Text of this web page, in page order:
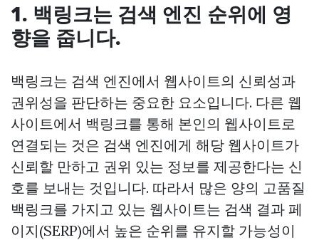
1. 백링크는 검색 엔진 순위에 영
향을 줍니다.
백링크는 검색 엔진에서 웹사이트의 신뢰성과
권위성을 판단하는 중요한 요소입니다. 다른 웹
사이트에서 백링크를 통해 본인의 웹사이트로
연결되는 것은 검색 엔진에게 해당 웹사이트가
신뢰할 만하고 권위 있는 정보를 제공한다는 신
호를 보내는 것입니다. 따라서 많은 양의 고품질
백링크를 가지고 있는 웹사이트는 검색 결과 페
이지(SERP)에서 높은 순위를 유지할 가능성이